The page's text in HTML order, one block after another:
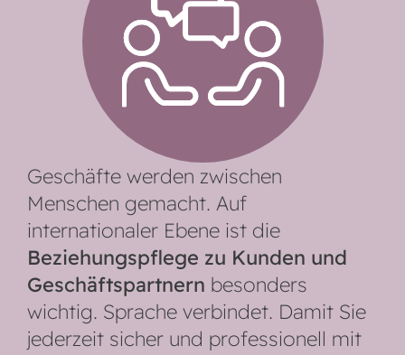
Geschäfte werden zwischen
Menschen gemacht. Auf
internationaler Ebene ist die
Beziehungspflege zu Kunden und
Geschäftspartnern besonders
wichtig. Sprache verbindet. Damit Sie
jederzeit sicher und professionell mit